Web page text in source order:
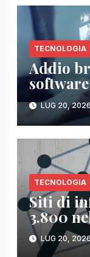
TECNOLOGIA
Addio
LUG 20, 2026
TECNOLOGIA
Siti di
3.800
LUG 20,